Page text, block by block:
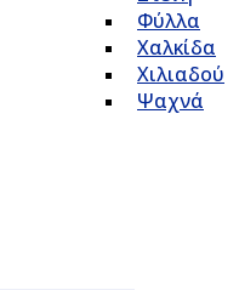
Φύλλα
Χαλκίδα
Χιλιαδού
Ψαχνά